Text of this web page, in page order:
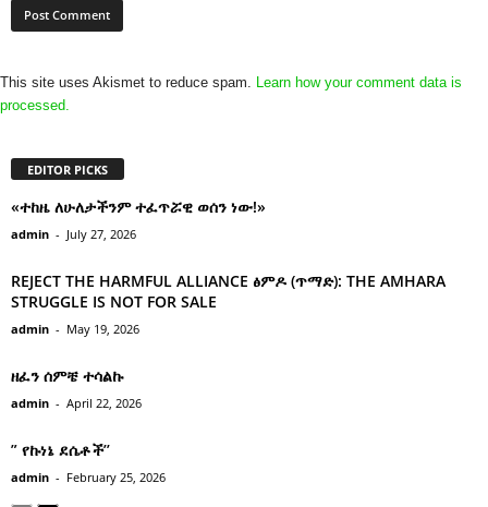
This site uses Akismet to reduce spam. Learn how your comment data is
processed.
EDITOR PICKS
«ተከዜ ለሁለታችንም ተፈጥሯዊ ወሰን ነው!»
admin - July 27, 2026
REJECT THE HARMFUL ALLIANCE ፅምዶ (ጥማድ): THE AMHARA
STRUGGLE IS NOT FOR SALE
admin - May 19, 2026
ዘፈን ሰምቼ ተሳልኩ
admin - April 22, 2026
” የኩነኔ ደሴቶች’’
admin - February 25, 2026